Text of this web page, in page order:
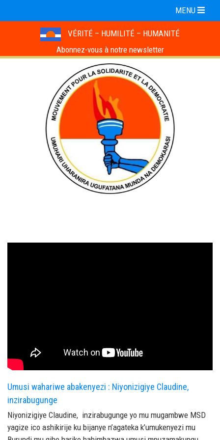
MENU
VÉRITÉ – HUMILITÉ – HUMANITÉ
Abonnez-vous à notre newsletter
Umusi wahariwe abakenyezi : Niyonizigiye Claudine,
inzirabugunge
Niyonizigiye Claudine, inzirabugunge yo mu mugambwe MSD
yagize ico ashikirije ku bijanye n’agateka k’umukenyezi mu